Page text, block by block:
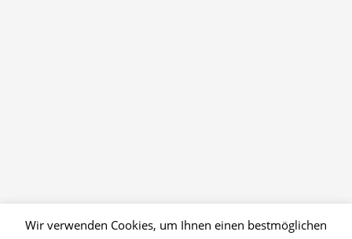
Wir verwenden Cookies, um Ihnen einen bestmöglichen